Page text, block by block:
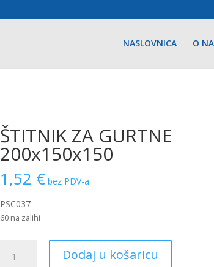
NASLOVNICA O
ŠTITNIK ZA GURTNE
200x150x150
1,52 € bez PDV-a
PSC037
60 na zalihi
Dodaj u košaricu